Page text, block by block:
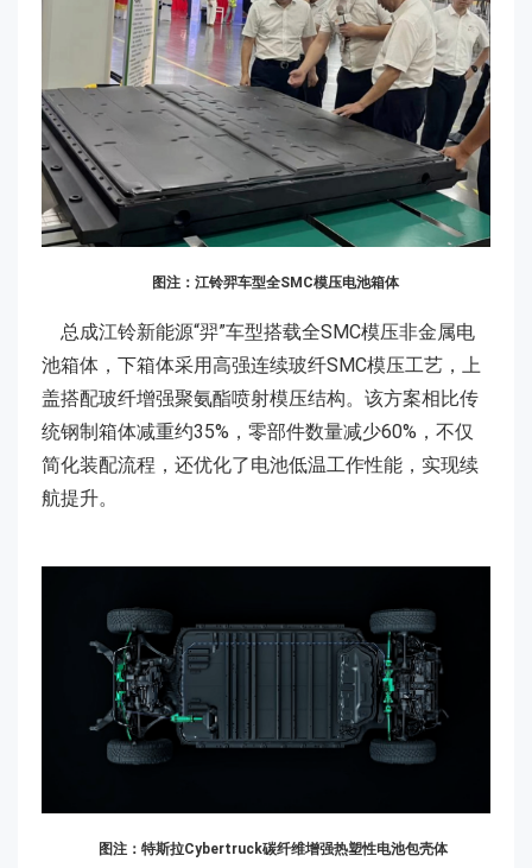
图注：江铃羿车型全SMC模压电池箱体
总成江铃新能源“羿”车型搭载全SMC模压非金属电
池箱体，下箱体采用高强连续玻纤SMC模压工艺，上
盖搭配玻纤增强聚氨酯喷射模压结构。该方案相比传
统钢制箱体减重约35%，零部件数量减少60%，不仅
简化装配流程，还优化了电池低温工作性能，实现续
航提升。
图注：特斯拉Cybertruck碳纤维增强热塑性电池包壳体